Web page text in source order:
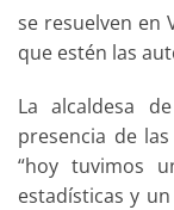
se resuelven en
que estén las
La alcaldesa
presencia de
“hoy tuvimos
estadísticas y